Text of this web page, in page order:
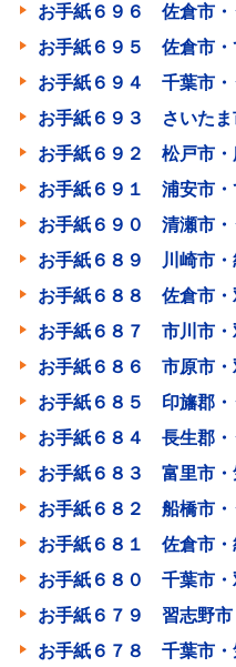
お手紙６９６ 佐倉市・
お手紙６９５ 佐倉市・
お手紙６９４ 千葉市・
お手紙６９３ さいたま
お手紙６９２ 松戸市・
お手紙６９１ 浦安市・
お手紙６９０ 清瀬市・
お手紙６８９ 川崎市・
お手紙６８８ 佐倉市・
お手紙６８７ 市川市・
お手紙６８６ 市原市・
お手紙６８５ 印旛郡・
お手紙６８４ 長生郡・
お手紙６８３ 富里市・
お手紙６８２ 船橋市・
お手紙６８１ 佐倉市・
お手紙６８０ 千葉市・
お手紙６７９ 習志野市
お手紙６７８ 千葉市・